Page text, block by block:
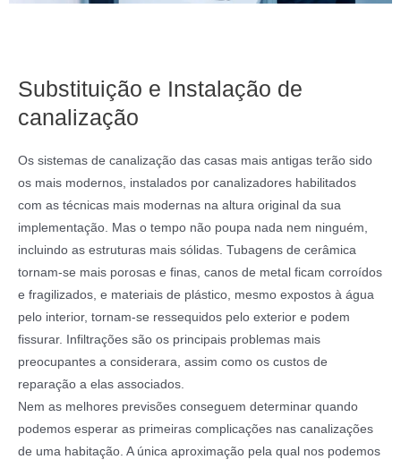
Substituição e Instalação de
canalização
Os sistemas de canalização das casas mais antigas terão sido
os mais modernos, instalados por canalizadores habilitados
com as técnicas mais modernas na altura original da sua
implementação. Mas o tempo não poupa nada nem ninguém,
incluindo as estruturas mais sólidas. Tubagens de cerâmica
tornam-se mais porosas e finas, canos de metal ficam corroídos
e fragilizados, e materiais de plástico, mesmo expostos à água
pelo interior, tornam-se ressequidos pelo exterior e podem
fissurar. Infiltrações são os principais problemas mais
preocupantes a considerara, assim como os custos de
reparação a elas associados.
Nem as melhores previsões conseguem determinar quando
podemos esperar as primeiras complicações nas canalizações
de uma habitação. A única aproximação pela qual nos podemos